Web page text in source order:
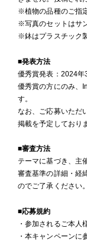
※植物の品種のご指
※写真のセットはサ
※鉢はプラスチック
■発表方法
優秀賞発表：2024年
優秀賞の方にのみ、
す。
なお、ご応募いただ
掲載を予定しており
■審査方法
テーマに基づき、主
審査基準の詳細・経
のでご了承ください。
■応募規約
・参加されるご本人
・本キャンペーンに